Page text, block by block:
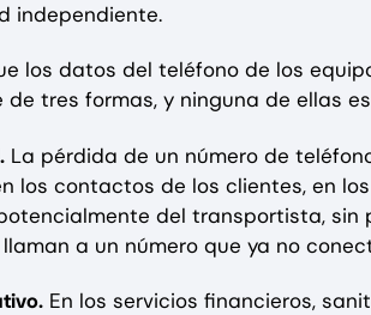
independiente.
los datos del teléfono de los
tres formas, y ninguna de ellas
La pérdida de un número de
los contactos de los clientes, en
del transportista, sin
a un número que ya no
En los servicios financieros,